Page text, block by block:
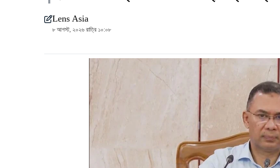
Lens Asia
৮ আগস্ট, ২০২৬ রাত্রি ১০:০৮